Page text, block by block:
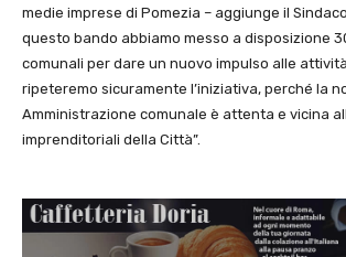
medie imprese di Pomezia – aggiunge il
questo bando abbiamo messo a disposizione
comunali per dare un nuovo impulso alle
ripeteremo sicuramente l’iniziativa, perché la
Amministrazione comunale è attenta e vicina
imprenditoriali della Città”.